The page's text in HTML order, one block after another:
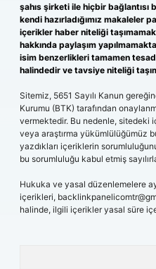
şahıs şirketi ile hiçbir bağlantısı
kendi hazırladığımız makaleler
içerikler haber niteliği
hakkında paylaşım
isim benzerlikleri tamamen
halindedir ve tavsiye niteliği
Sitemiz, 5651 Sayılı Kanun
Kurumu (BTK) tarafından
vermektedir. Bu nedenle, sitedeki
veya araştırma yükümlülüğümüz
yazdıkları içeriklerin
bu sorumluluğu kabul etmiş
Hukuka ve yasal düzenlemelere
içerikleri,
halinde, ilgili içerikler yasal süre